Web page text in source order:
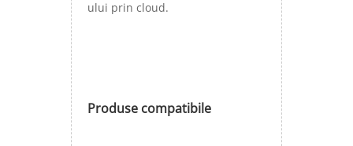
ului prin cloud.
Produse compatibile